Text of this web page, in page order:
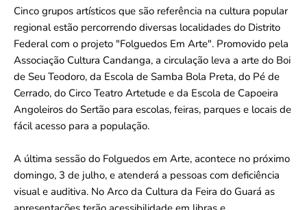
Cinco grupos artísticos que são referência na cultura popular
regional estão percorrendo diversas localidades do Distrito
Federal com o projeto "Folguedos Em Arte". Promovido pela
Associação Cultura Candanga, a circulação leva a arte do Boi
de Seu Teodoro, da Escola de Samba Bola Preta, do Pé de
Cerrado, do Circo Teatro Artetude e da Escola de Capoeira
Angoleiros do Sertão para escolas, feiras, parques e locais de
fácil acesso para a população.
A última sessão do Folguedos em Arte, acontece no próximo
domingo, 3 de julho, e atenderá a pessoas com deficiência
visual e auditiva. No Arco da Cultura da Feira do Guará as